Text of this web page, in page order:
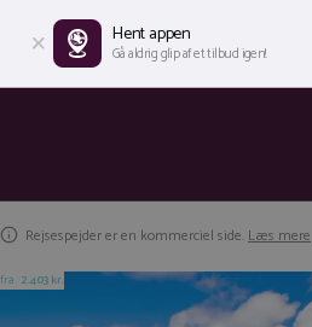
Rejsespejder er en kommerciel side. Læs mere
fra 2.403 kr.
Hent appen
Gå aldrig glip af et tilbud igen!